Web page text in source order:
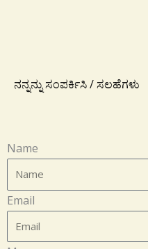
ನನ್ನನ್ನು ಸಂಪರ್ಕಿಸಿ / ಸಲಹೆಗಳು
Name
Email